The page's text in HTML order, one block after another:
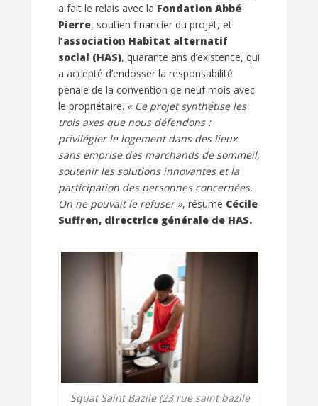
a fait le relais avec la Fondation Abbé
Pierre, soutien financier du projet, et
l’association Habitat alternatif
social (HAS), quarante ans d’existence, qui
a accepté d’endosser la responsabilité
pénale de la convention de neuf mois avec
le propriétaire. « Ce projet synthétise les
trois axes que nous défendons :
privilégier le logement dans des lieux
sans emprise des marchands de sommeil,
soutenir les solutions innovantes et la
participation des personnes concernées.
On ne pouvait le refuser », résume Cécile
Suffren, directrice générale de HAS.
Squat Saint Bazile (23 rue saint bazile